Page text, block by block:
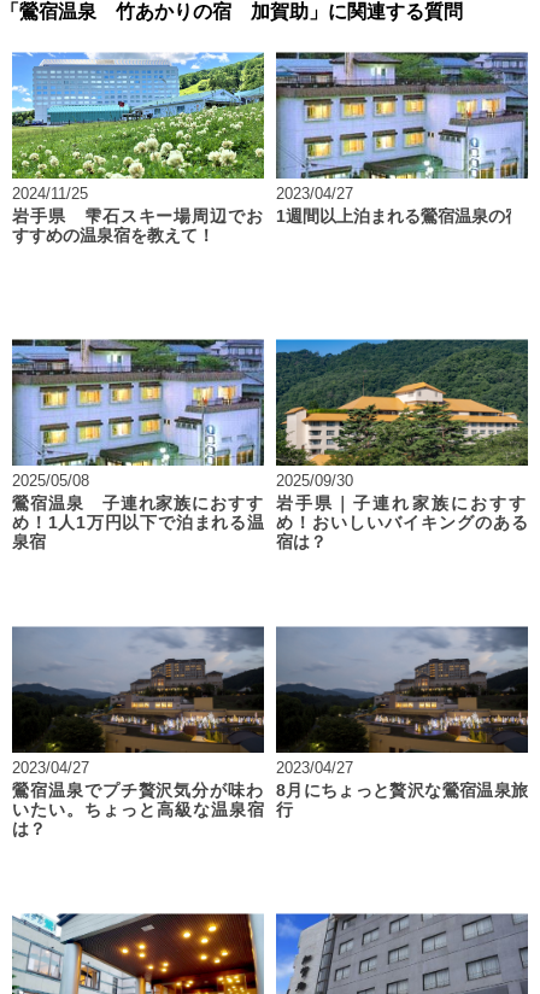
「鶯宿温泉 竹あかりの宿 加賀助」に関連する質問
2024/11/25
岩手県 雫石スキー場周辺でお
すすめの温泉宿を教えて！
2023/04/27
1週間以上泊まれる鶯宿温泉の宿
2025/05/08
鶯宿温泉 子連れ家族におすす
め！1人1万円以下で泊まれる温
泉宿
2025/09/30
岩手県｜子連れ家族におすす
め！おいしいバイキングのある
宿は？
2023/04/27
鶯宿温泉でプチ贅沢気分が味わ
いたい。ちょっと高級な温泉宿
は？
2023/04/27
8月にちょっと贅沢な鶯宿温泉旅
行